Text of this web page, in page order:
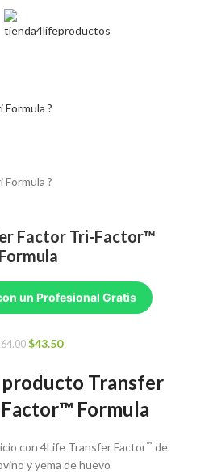
Factor Tri-Factor™
Formula
un Profesional Gratis
64.00 El
original
$64.00.
$43.50El
actual
$43.50.
Transfer
Formula
con 4Life Transfer Factor™ de
y yema de huevo